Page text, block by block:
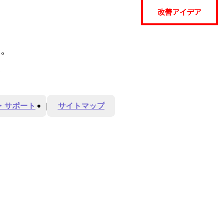
改善アイデア
サポート サイトマップ